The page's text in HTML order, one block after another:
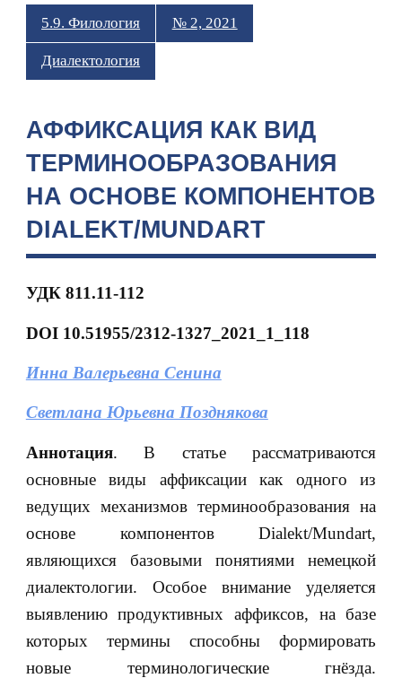
5.9. Филология № 2, 2021
Диалектология
АФФИКСАЦИЯ КАК ВИД
ТЕРМИНООБРАЗОВАНИЯ
НА ОСНОВЕ КОМПОНЕНТОВ
DIALEKT/MUNDART
УДК 811.11-112
DOI 10.51955/2312-1327_2021_1_118
Инна Валерьевна Cенина
Светлана Юрьевна Позднякова
Аннотация. В статье рассматриваются
основные виды аффиксации как одного из
ведущих механизмов терминообразования на
основе компонентов Dialekt/Mundart,
являющихся базовыми понятиями немецкой
диалектологии. Особое внимание уделяется
выявлению продуктивных аффиксов, на базе
которых термины способны формировать
новые терминологические гнёзда.